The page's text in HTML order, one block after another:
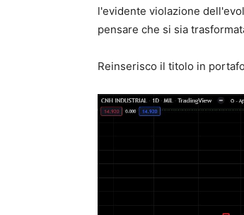
l'evidente violazione
pensare che si sia
Reinserisco il titolo in